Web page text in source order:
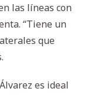
las líneas con
“Tiene un
que
es ideal